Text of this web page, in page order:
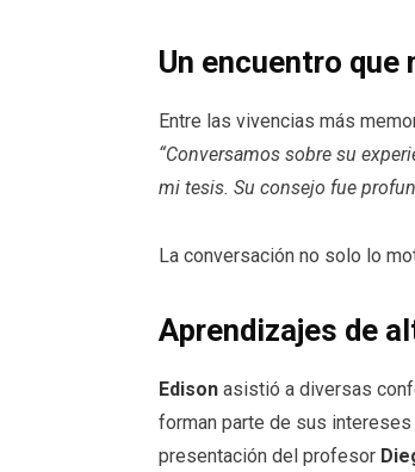
Un encuentro
Entre las vivencias más
“Conversamos sobre su
mi tesis. Su consejo fue
La conversación no solo lo
Aprendizajes de
Edison asistió a diversas
forman parte de sus
presentación del profesor